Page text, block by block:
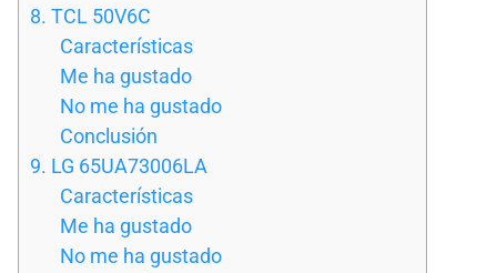
8. TCL 50V6C
Características
Me ha gustado
No me ha gustado
Conclusión
9. LG 65UA73006LA
Características
Me ha gustado
No me ha gustado